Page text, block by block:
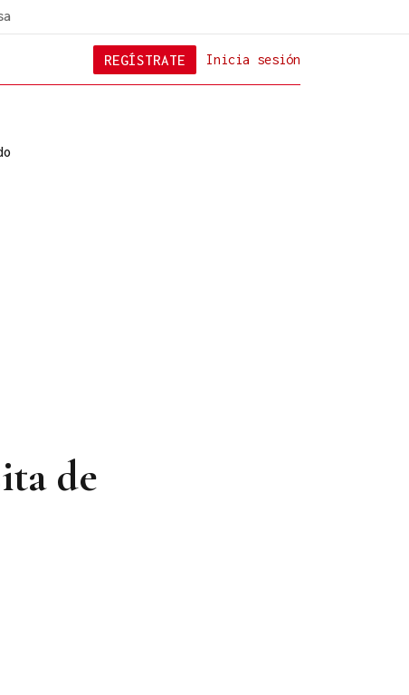
Inicia sesión
REGÍSTRATE
de